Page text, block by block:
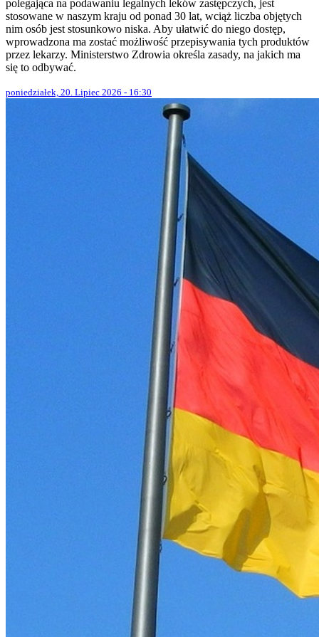
polegająca na podawaniu legalnych leków zastępczych, jest
stosowane w naszym kraju od ponad 30 lat, wciąż liczba objętych
nim osób jest stosunkowo niska. Aby ułatwić do niego dostęp,
wprowadzona ma zostać możliwość przepisywania tych produktów
przez lekarzy. Ministerstwo Zdrowia określa zasady, na jakich ma
się to odbywać.
poniedziałek, 20. Lipiec 2026 - 16:30